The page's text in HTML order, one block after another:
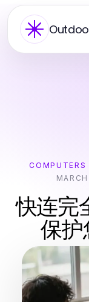
COMPUTERS
快连完
保